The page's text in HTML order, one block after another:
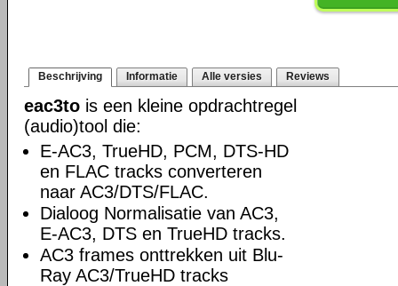
Beschrijving Informatie Alle versies Reviews
eac3to is een kleine opdrachtregel
(audio)tool die:
E-AC3, TrueHD, PCM, DTS-HD
en FLAC tracks converteren
naar AC3/DTS/FLAC.
Dialoog Normalisatie van AC3,
E-AC3, DTS en TrueHD tracks.
AC3 frames onttrekken uit Blu-
Ray AC3/TrueHD tracks